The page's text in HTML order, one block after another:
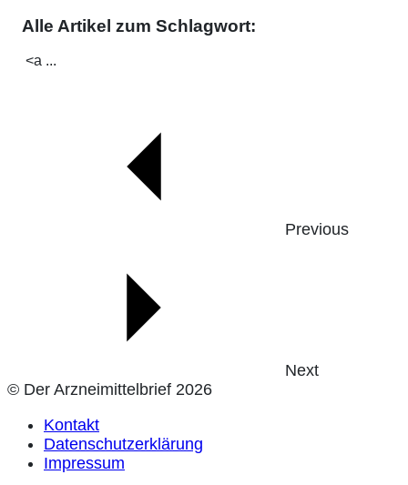
Alle Artikel zum Schlagwort:
<a ...
Previous
Next
© Der Arzneimittelbrief 2026
Kontakt
Datenschutzerklärung
Impressum